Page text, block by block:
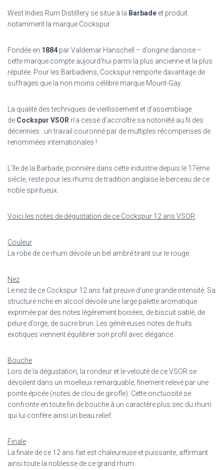
West Indies Rum Distilllery se situe à la Barbade et produit
notamment la marque Cockspur.
Fondée en 1884 par Valdemar Hanschell – d’origine danoise –
cette marque compte aujourd’hui parmi la plus ancienne et la plus
réputée. Pour les Barbadiens, Cockspur remporte davantage de
suffrages que la non moins célèbre marque Mount-Gay.
La qualité des techniques de vieillissement et d’assemblage
de Cockspur VSOR n’a cessé d’accroître sa notoriété au fil des
décennies : un travail couronné par de multiples récompenses de
renommées internationales !
L’île de la Barbade, pionnière dans cette industrie depuis le 17ème
siècle, reste pour les rhums de tradition anglaise le berceau de ce
noble spiritueux.
Voici les notes de dégustation de ce Cockspur 12 ans VSOR :
Couleur
La robe de ce rhum dévoile un bel ambré tirant sur le rouge.
Nez
Le nez de ce Cockspur 12 ans fait preuve d’une grande intensité. Sa
structure riche en alcool dévoile une large palette aromatique
exprimée par des notes légèrement boisées, de biscuit sablé, de
pelure d’orge, de sucre brun. Les généreuses notes de fruits
exotiques viennent équilibrer son profil avec élégance.
Bouche
Lors de la dégustation, la rondeur et le velouté de ce VSOR se
dévoilent dans un moelleux remarquable, finement relevé par une
pointe épicée (notes de clou de girofle). Cette onctuosité se
confronte en toute fin de bouche à un caractère plus sec du rhum
qui lui confère ainsi un beau relief.
Finale
La finale de ce 12 ans fait est chaleureuse et puissante, affirmant
ainsi toute la noblesse de ce grand rhum.